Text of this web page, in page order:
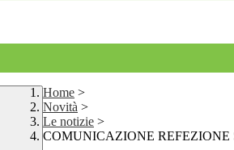
Home >
Novità >
Le notizie >
COMUNICAZIONE REFEZIONE